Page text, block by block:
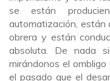
se están
automatización, están
obrera y están
absoluta. De nada
mirándonos el
el pasado que el